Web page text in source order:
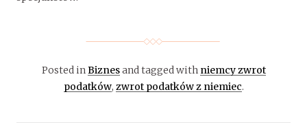
Posted inBiznesand tagged with niemcy zwrot
podatków, zwrot podatków z niemiec.